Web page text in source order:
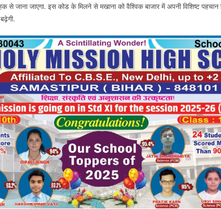
से जाना जाएगा. इस कोड के मिलने से मखाना को वैश्विक बाजार में अपनी विशिष्ट